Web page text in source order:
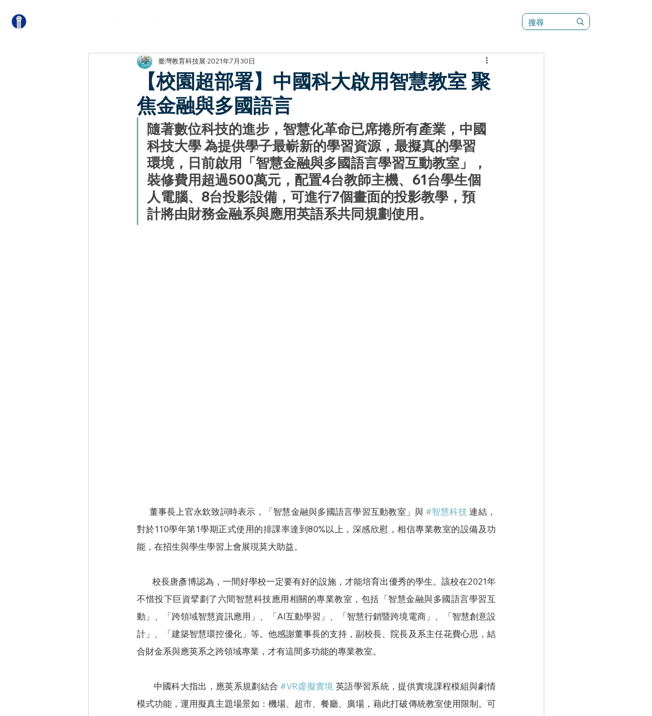
【校園超部署】中國科大啟用智慧教室 聚
焦金融與多國語言
臺灣教育科技展 2021年7月30日
隨著數位科技的進步，智慧化革命已席捲所有產業，中國
科技大學 為提供學子最嶄新的學習資源，最擬真的學習
環境，日前啟用「智慧金融與多國語言學習互動教室」，
裝修費用超過500萬元，配置4台教師主機、61台學生個
人電腦、8台投影設備，可進行7個畫面的投影教學，預
計將由財務金融系與應用英語系共同規劃使用。
      董事長上官永欽致詞時表示，「智慧金融與多國語言學習互動教室」與
#智慧科技 連結，
對於110學年第1學期正式使用的排課率達到80%以上，深感欣慰，相信專業教室的設備及功
能，在招生與學生學習上會展現莫大助益。
        校長唐彥博認為，一間好學校一定要有好的設施，才能培育出優秀的學生。該校在2021年
不惜投下巨資擘劃了六間智慧科技應用相關的專業教室，包括「智慧金融與多國語言學習互
動」、「跨領域智慧資訊應用」、「AI互動學習」、「智慧行銷暨跨境電商」、「智慧創意設
計」、「建築智慧環控優化」等。他感謝董事長的支持，副校長、院長及系主任花費心思，結
合財金系與應英系之跨領域專業，才有這間多功能的專業教室。
        中國科大指出，應英系規劃結合
#VR虛擬實境 英語學習系統，提供實境課程模組與劇情
模式功能，運用擬真主題場景如：機場、超市、餐廳、廣場，藉此打破傳統教室使用限制。可